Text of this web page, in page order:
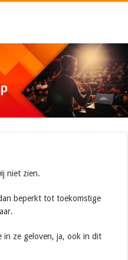
niet zien.
beperkt tot toekomstige
in ze geloven, ja, ook in dit